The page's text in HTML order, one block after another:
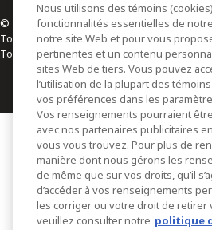
© 2026 Osler, Hoskin & Harcourt
Tous droits réservés
Toronto | Montréal | Calgary | Vancouver
Nous utilisons des témoins
fonctionnalités essentielles de
notre site Web et pour vous
pertinentes et un contenu
sites Web de tiers. Vous pouvez
l’utilisation de la plupart des
vos préférences dans les
Vos renseignements pourraient
avec nos partenaires publicitaires
vous vous trouvez. Pour plus de
manière dont nous gérons les
de même que sur vos droits, qu’il
d’accéder à vos renseignements
les corriger ou votre droit de retirer
veuillez consulter notre politique